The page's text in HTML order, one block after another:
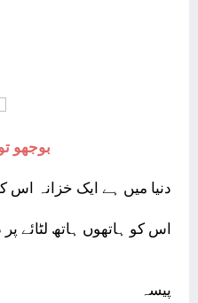
بوجھو
دنیا میں ہے ایک خزانہ اس
اس کو ہاتھوں ہاتھ لٹائے
پیسہ